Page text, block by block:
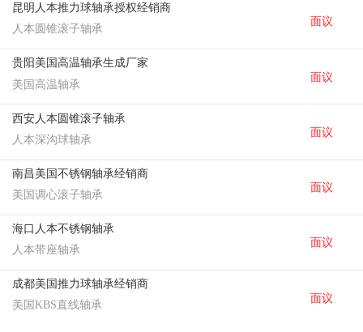
昆明人本推力球轴承授权经销商
人本圆锥滚子轴承
面议
贵阳美国高温轴承生成厂家
美国高温轴承
面议
西安人本圆锥滚子轴承
人本深沟球轴承
面议
南昌美国不锈钢轴承经销商
美国调心滚子轴承
面议
海口人本不锈钢轴承
人本带座轴承
面议
成都美国推力球轴承经销商
美国KBS直线轴承
面议